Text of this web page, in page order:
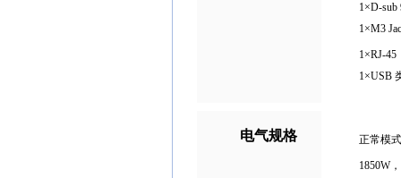
1×D-
1×M3
1×RJ-45
1×USB
电气规格 正常模
1850W